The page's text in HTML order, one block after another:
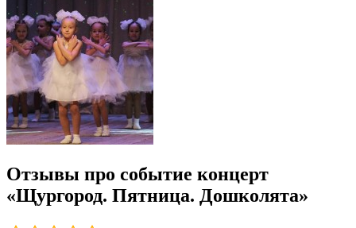
Отзывы про событие концерт
«Щургород. Пятница. Дошколята»